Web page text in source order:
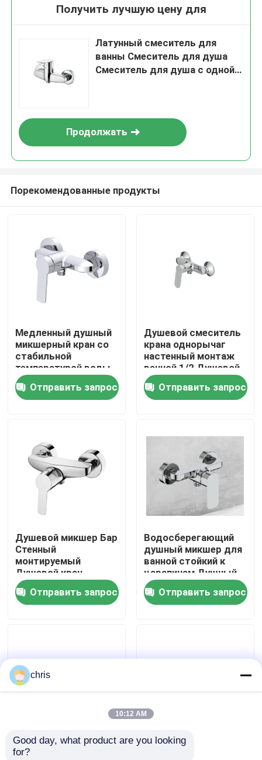
Продукция
О Компании
Наша фабрика
контроль качества
контактные данные
Faucet смесителя кухни
Faucet смесителя ливня
Получить лучшую цену для
Латунный смеситель для
ванны Смеситель для душа
Смеситель для душа с одной
Продолжать
Порекомендованные продукты
Медленный душный
микшерный кран со
стабильной
температурой воды
с антикаменной
конструкцией и FOB
Отправить запрос
Душевой смеситель
крана однорычаг
настенный монтаж
ванной 1/2 Душевой
выпуск Нижняя
Отправить запрос
Душевой микшер Бар
Стенный
монтируемый
Душевой кран
Однорычажный
Душевой микшер
Для открытой
Отправить запрос
Водосберегающий
душный микшер для
ванной стойкий к
царапинам Душный
кран без родника
Отправить запрос
Устойчивость к
старению смесителя
Стена крана ванны
chris
10:12 AM
Good day, what product are you looking
for?